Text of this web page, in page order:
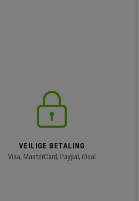
VEILIGE BETALING
Visa, MasterCard, Paypal, iDeal